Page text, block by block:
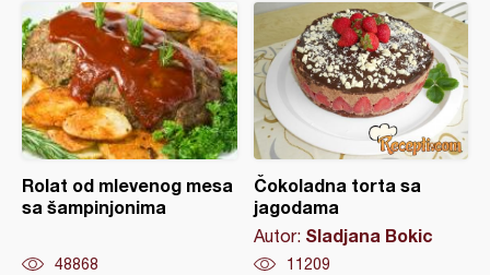
Rolat od mlevenog mesa
sa šampinjonima
48868
Čokoladna torta sa
jagodama
Autor: Sladjana Bokic
11209